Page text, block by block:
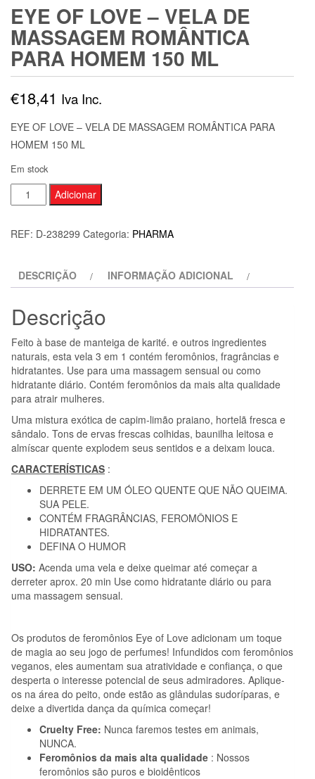
EYE OF LOVE – VELA DE
MASSAGEM ROMÂNTICA
PARA HOMEM 150 ML
€18,41 Iva Inc.
EYE OF LOVE – VELA DE MASSAGEM ROMÂNTICA PARA
HOMEM 150 ML
Em stock
Quantidade
de
EYE
DE
ROMÂNTICA
PARA
HOMEM
150
ML
Adicionar
REF: D-238299 Categoria: PHARMA
DESCRIÇÃO INFORMAÇÃO ADICIONAL
Descrição
Feito à base de manteiga de karité. e outros ingredientes
naturais, esta vela 3 em 1 contém feromônios, fragrâncias e
hidratantes. Use para uma massagem sensual ou como
hidratante diário. Contém feromônios da mais alta qualidade
para atrair mulheres.
Uma mistura exótica de capim-limão praiano, hortelã fresca e
sândalo. Tons de ervas frescas colhidas, baunilha leitosa e
almíscar quente explodem seus sentidos e a deixam louca.
CARACTERÍSTICAS :
DERRETE EM UM ÓLEO QUENTE QUE NÃO QUEIMA.
SUA PELE.
CONTÉM FRAGRÂNCIAS, FEROMÔNIOS E
HIDRATANTES.
DEFINA O HUMOR
USO: Acenda uma vela e deixe queimar até começar a
derreter aprox. 20 min Use como hidratante diário ou para
uma massagem sensual.
Os produtos de feromônios Eye of Love adicionam um toque
de magia ao seu jogo de perfumes! Infundidos com feromônios
veganos, eles aumentam sua atratividade e confiança, o que
desperta o interesse potencial de seus admiradores. Aplique-
os na área do peito, onde estão as glândulas sudoríparas, e
deixe a divertida dança da química começar!
Cruelty Free: Nunca faremos testes em animais,
NUNCA.
Feromônios da mais alta qualidade : Nossos
feromônios são puros e bioidênticos